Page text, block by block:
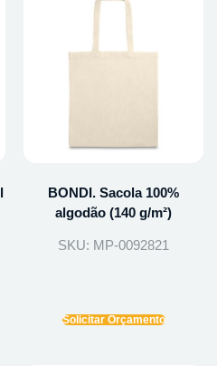
BONDI. Sacola 100%
algodão (140 g/m²)
SKU: MP-0092821
Solicitar Orçamento